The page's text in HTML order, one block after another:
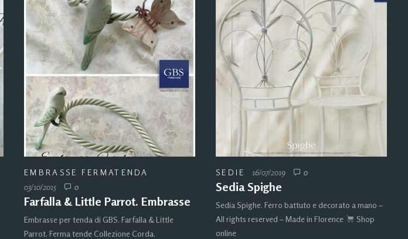
EMBRASSE FERMATENDA
03/10/2015
0
Farfalla & Little Parrot. Embrasse
Embrasse per tenda di GBS. Farfalla & Little
Parrot. Ferma tende Collezione Corda.
SEDIE 16/07/2019 0
Sedia Spighe
Sedia Spighe. Ferro battuto e decorato a mano –
All rights reserved – Made in Florence
Shop
online